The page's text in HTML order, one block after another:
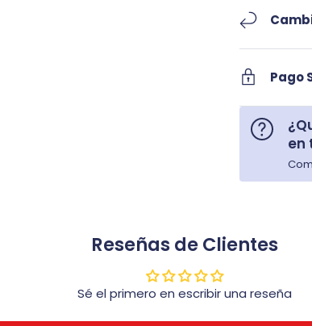
Pago
en
Reseñas de Clientes
Sé el primero en escribir una reseña